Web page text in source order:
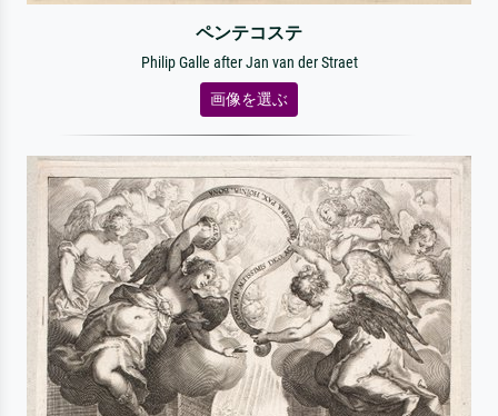
ペンテコステ
Philip Galle after Jan van der Straet
画像を選ぶ